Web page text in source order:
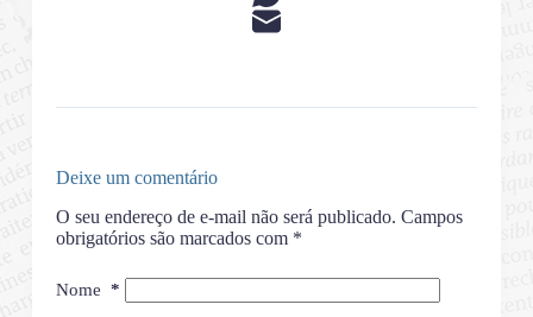
Deixe um comentário
O seu endereço de e-mail não será publicado. Campos
obrigatórios são marcados com *
Nome *